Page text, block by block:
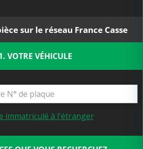
sur le réseau France Casse
VOTRE VÉHICULE
immatriculé à l'étranger